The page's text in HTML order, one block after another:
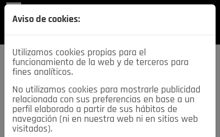
SECCIONES
descarga esta
REVISTA
Aviso de cookies:
Utilizamos cookies propias para el
funcionamiento de la web y de terceros para
fines analíticos.
No utilizamos cookies para mostrarle publicidad
relacionada con sus preferencias en base a un
perfil elaborado a partir de sus hábitos de
navegación (ni en nuestra web ni en sitios web
visitados).